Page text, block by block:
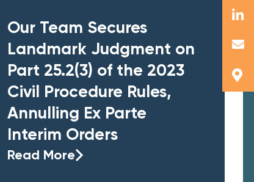
Our Team Secures
Landmark Judgment on
Part 25.2(3) of the 2023
Civil Procedure Rules,
Annulling Ex Parte
Interim Orders
Read More